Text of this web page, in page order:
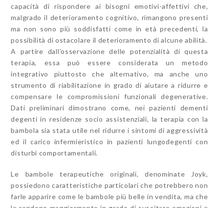
capacità di rispondere ai bisogni emotivi-affettivi che,
malgrado il deterioramento cognitivo, rimangono presenti
ma non sono più soddisfatti come in età precedenti, la
possibilità di ostacolare il deterioramento di alcune abilità.
A partire dall’osservazione delle potenzialità di questa
terapia, essa può essere considerata un metodo
integrativo piuttosto che alternativo, ma anche uno
strumento di riabilitazione in grado di aiutare a ridurre e
compensare le compromissioni funzionali degenerative.
Dati preliminari dimostrano come, nei pazienti dementi
degenti in residenze socio assistenziali, la terapia con la
bambola sia stata utile nel ridurre i sintomi di aggressività
ed il carico infermieristico in pazienti lungodegenti con
disturbi comportamentali.
Le bambole terapeutiche originali, denominate Joyk,
possiedono caratteristiche particolari che potrebbero non
farle apparire come le bambole più belle in vendita, ma che